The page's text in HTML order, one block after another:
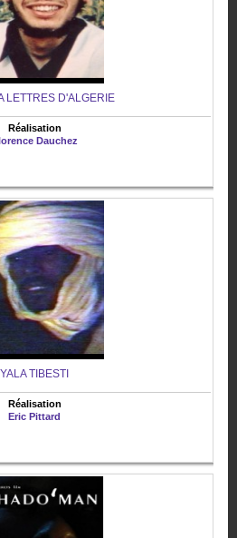
LETTRES D'ALGERIE
Réalisation
Dauchez
YALA TIBESTI
Réalisation
Eric Pittard